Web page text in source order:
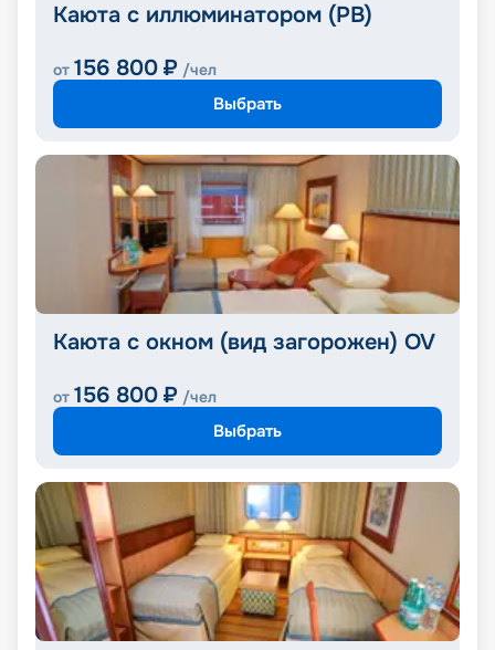
Каюта с иллюминатором (PB)
от 156 800 ₽ /чел
Выбрать
Каюта с окном (вид загорожен) OV
от 156 800 ₽ /чел
Выбрать